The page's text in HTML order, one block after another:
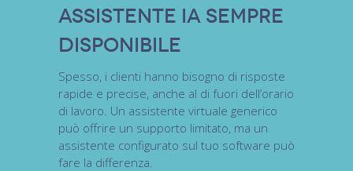
assistente IA sempre
disponibile
Spesso, i clienti hanno bisogno di risposte
rapide e precise, anche al di fuori dell’orario
di lavoro. Un assistente virtuale generico
può offrire un supporto limitato, ma un
assistente configurato sul tuo software può
fare la differenza.